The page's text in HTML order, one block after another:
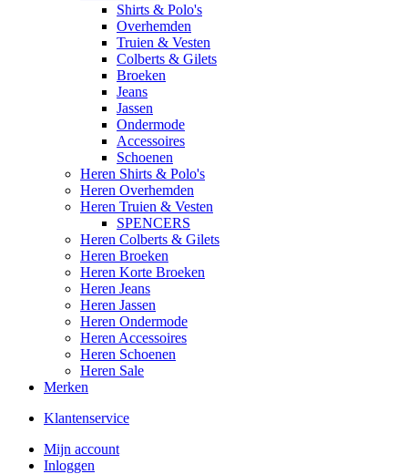
Shirts & Polo's
Overhemden
Truien & Vesten
Colberts & Gilets
Broeken
Jeans
Jassen
Ondermode
Accessoires
Schoenen
Heren Shirts & Polo's
Heren Overhemden
Heren Truien & Vesten
SPENCERS
Heren Colberts & Gilets
Heren Broeken
Heren Korte Broeken
Heren Jeans
Heren Jassen
Heren Ondermode
Heren Accessoires
Heren Schoenen
Heren Sale
Merken
Klantenservice
Mijn account
Inloggen